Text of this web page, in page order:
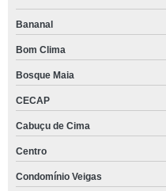
Bananal
Bom Clima
Bosque Maia
CECAP
Cabuçu de Cima
Centro
Condomínio Veigas